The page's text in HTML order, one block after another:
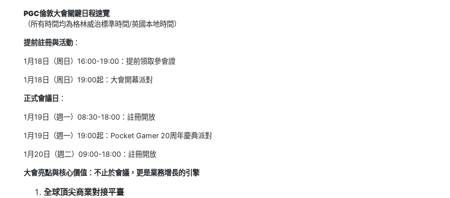
PGC倫敦大會關鍵日程速覽
（所有時間均為格林威治標準時間/英國本地時間）
提前註冊與活動 ：
1月18日（周日）16:00-19:00：提前領取參會證
1月18日（周日）19:00起：大會開幕派對
正式會議日 ：
1月19日（週一）08:30-18:00：註冊開放
1月19日（週一）19:00起：Pocket Gamer 20周年慶典派對
1月20日（週二）09:00-18:00：註冊開放
大會亮點與核心價值：不止於會議，更是業務增長的引擎
全球頂尖商業對接平臺